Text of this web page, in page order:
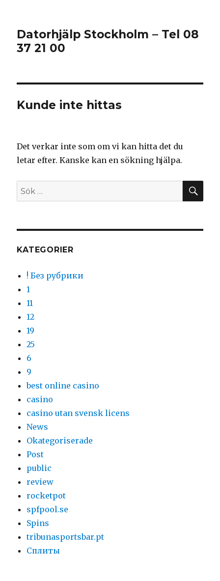
Datorhjälp Stockholm – Tel 08
37 21 00
Kunde inte hittas
Det verkar inte som om vi kan hitta det du
letar efter. Kanske kan en sökning hjälpa.
Sök
efter:
KATEGORIER
! Без рубрики
1
11
12
19
25
6
9
best online casino
casino
casino utan svensk licens
News
Okategoriserade
Post
public
review
rocketpot
spfpool.se
Spins
tribunasportsbar.pt
Сплиты